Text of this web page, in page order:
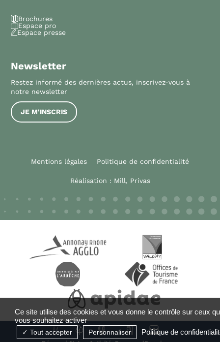
Brochures
Espace pro
Espace presse
Newsletter
Restez informé des dernières actus, inscrivez-vous à
notre newsletter
JE M'INSCRIS
Mentions légales Politique de confidentialité
Réalisation : Mill, Privas
Ce site utilise des cookies et vous donne le contrôle sur ceux
vous souhaitez activer
Tout accepter Personnaliser Politique de